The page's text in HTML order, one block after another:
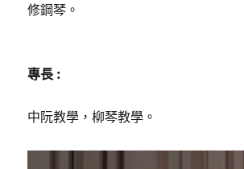
修鋼琴。
專長 :
中阮教學，柳琴教學。